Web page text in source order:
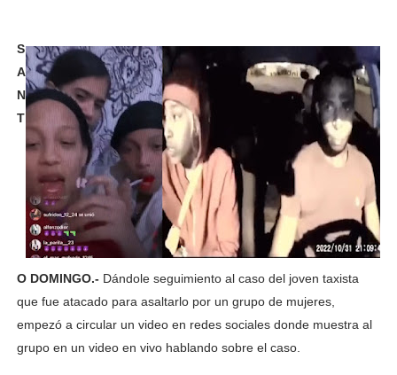
S
A
N
T
O DOMINGO.- Dándole seguimiento al caso del joven taxista
que fue atacado para asaltarlo por un grupo de mujeres,
empezó a circular un video en redes sociales donde muestra al
grupo en un video en vivo hablando sobre el caso.